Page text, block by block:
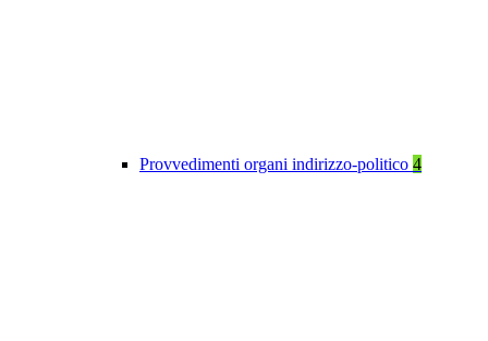
Provvedimenti organi indirizzo-politico 4